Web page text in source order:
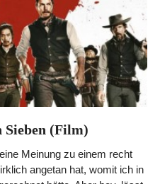
Sieben (Film)
Meinung zu einem recht
angetan hat, womit ich in